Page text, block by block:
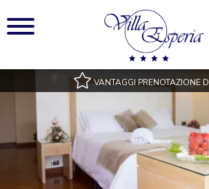
VANTAGGI PRENOTAZIONE
Miglior Tariffa Garantita
Accesso piscina, con teli inclusi
Tipologie di camere in Esclusiva
Migliori condizioni di pagamento
Benefits esclusivi